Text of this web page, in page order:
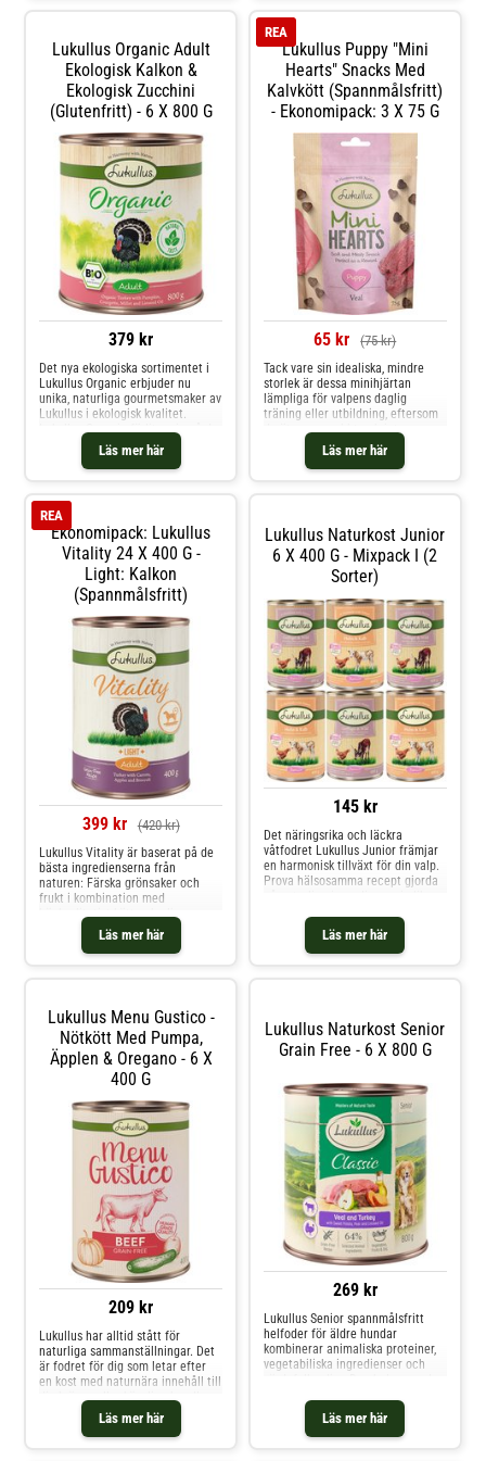
Lukullus Organic Adult
Ekologisk Kalkon &
Ekologisk Zucchini
(glutenfritt) - 6 X 800 G
379 kr
Läs mer här
Det nya ekologiska sortimentet i
Lukullus Organic erbjuder nu
unika, naturliga gourmetsmaker av
Lukullus i ekologisk kvalitet.
Lukullus Organic förlitar sig på de
bästa ingredienserna från naturen
och från ekologiskt jordbruk: färsk
frukt och grönsaker, blandat med
Lukullus Puppy "Mini
Hearts" Snacks Med
Kalvkött (spannmålsfritt)
- Ekonomipack: 3 X 75 G
REA
65 kr (75 kr)
Läs mer här
Tack vare sin idealiska, mindre
storlek är dessa minihjärtan
lämpliga för valpens daglig
träning eller utbildning, eftersom
de äts upp snabbt och inte
distraherar valpen länge. Den
praktiska återförslutningsbara
påsen håller snacksen fräscha
Ekonomipack: Lukullus
Vitality 24 X 400 G -
Light: Kalkon
(spannmålsfritt)
REA
399 kr (420 kr)
Läs mer här
Lukullus Vitality är baserat på de
bästa ingredienserna från
naturen: Färska grönsaker och
frukt i kombination med
berikar din hunds måltider. De
olika sorterna främjar en utmärkt
matsmältning, stödjer
Lukullus Naturkost Junior
6 X 400 G - Mixpack I (2
Sorter)
145 kr
Läs mer här
Det näringsrika och läckra
våtfodret Lukullus Junior främjar
en harmonisk tillväxt för din valp.
Prova hälsosamma recept gjorda
Lukullus Menu Gustico -
Nötkött Med Pumpa,
Äpplen & Oregano - 6 X
400 G
209 kr
Läs mer här
Lukullus har alltid stått för
naturliga sammanställningar. Det
är fodret för dig som letar efter
en kost med naturnära innehåll till
din kräsna eller känsliga hund!
Lukullus Menu Gustico produceras
skonsamt med ingredienser av
100 % livsmedelskvalitet i ett
Lukullus Naturkost Senior
Grain Free - 6 X 800 G
269 kr
Läs mer här
Lukullus Senior spannmålsfritt
helfoder för äldre hundar
kombinerar animaliska proteiner,
vegetabiliska ingredienser och
att din äldre hund får i sig alla
viktiga näringsämnen – utan
kemiska tillsatser som